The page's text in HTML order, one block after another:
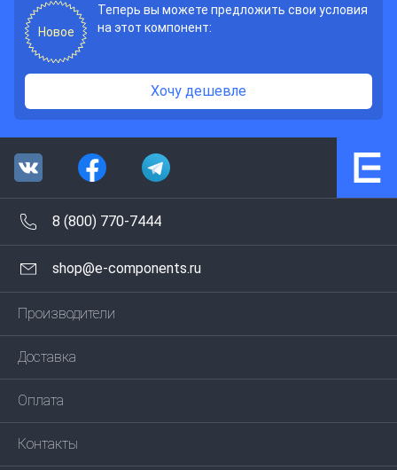
Новое
Теперь вы можете предложить свои условия
на этот компонент:
Хочу дешевле
8 (800) 770-7444
shop@e-components.ru
Производители
Доставка
Оплата
Контакты